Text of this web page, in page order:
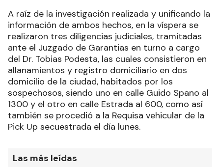
A raíz de la investigación realizada y unificando la
información de ambos hechos, en la víspera se
realizaron tres diligencias judiciales, tramitadas
ante el Juzgado de Garantias en turno a cargo
del Dr. Tobias Podesta, las cuales consistieron en
allanamientos y registro domiciliario en dos
domicilio de la ciudad, habitados por los
sospechosos, siendo uno en calle Guido Spano al
1300 y el otro en calle Estrada al 600, como así
también se procedió a la Requisa vehicular de la
Pick Up secuestrada el día lunes.
Las más leídas